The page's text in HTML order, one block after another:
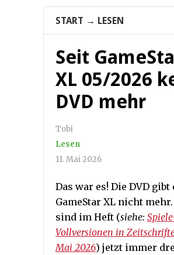
START → LESEN
Seit
XL 05/2026
DVD mehr
Tobi
Lesen
11. Mai 2026
Das war es! Die DVD gibt
GameStar XL nicht
sind im Heft (siehe:
Vollversionen in
Mai 2026) jetzt immer